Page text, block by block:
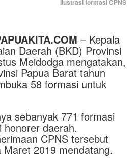
Ilustrasi formasi CPNS
– Kepala
Daerah (BKD) Provinsi
Meidodga mengatakan,
Papua Barat tahun
58 formasi untuk
sebanyak 771 formasi
honorer daerah.
CPNS tersebut
Maret 2019 mendatang.